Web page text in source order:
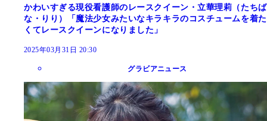
かわいすぎる現役看護師のレースクイーン・立華理莉（たちば
な・りり）「魔法少女みたいなキラキラのコスチュームを着た
くてレースクイーンになりました」
2025年03月31日 20:30
グラビアニュース